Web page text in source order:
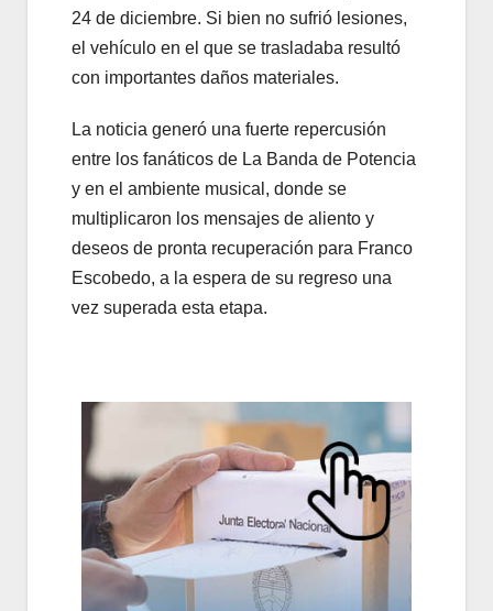
24 de diciembre. Si bien no sufrió lesiones,
el vehículo en el que se trasladaba resultó
con importantes daños materiales.
La noticia generó una fuerte repercusión
entre los fanáticos de La Banda de Potencia
y en el ambiente musical, donde se
multiplicaron los mensajes de aliento y
deseos de pronta recuperación para Franco
Escobedo, a la espera de su regreso una
vez superada esta etapa.